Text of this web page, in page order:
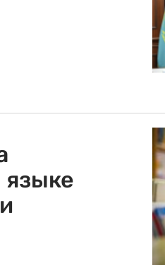
языке